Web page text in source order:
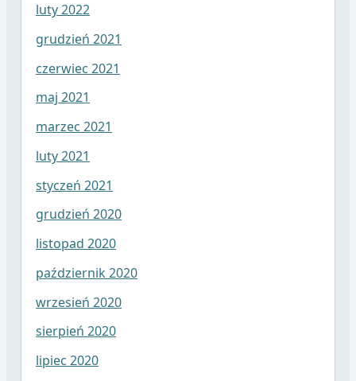
luty 2022
grudzień 2021
czerwiec 2021
maj 2021
marzec 2021
luty 2021
styczeń 2021
grudzień 2020
listopad 2020
październik 2020
wrzesień 2020
sierpień 2020
lipiec 2020